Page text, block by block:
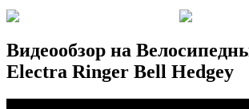
Видеообзор на
Electra Ringer Bell Hedgey